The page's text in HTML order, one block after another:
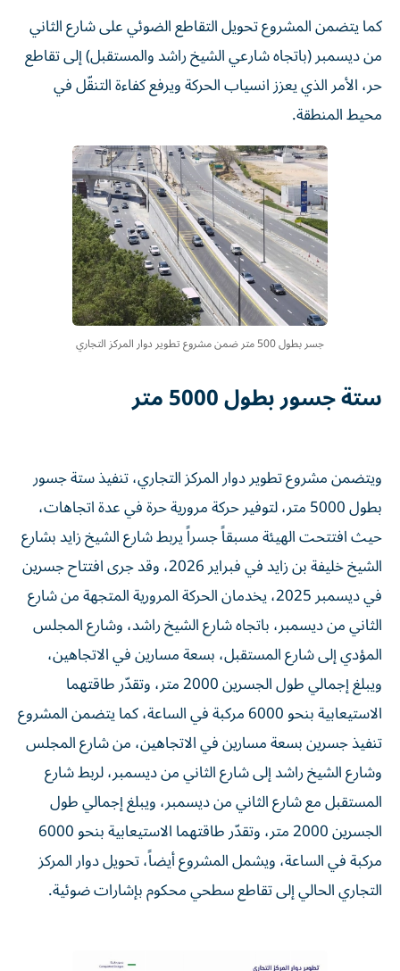
كما يتضمن المشروع تحويل التقاطع الضوئي على شارع الثاني
من ديسمبر (باتجاه شارعي الشيخ راشد والمستقبل) إلى تقاطع
حر، الأمر الذي يعزز انسياب الحركة ويرفع كفاءة التنقّل في
محيط المنطقة.
جسر بطول 500 متر ضمن مشروع تطوير دوار المركز التجاري
ستة جسور بطول 5000 متر
ويتضمن مشروع تطوير دوار المركز التجاري، تنفيذ ستة جسور
بطول 5000 متر، لتوفير حركة مرورية حرة في عدة اتجاهات،
حيث افتتحت الهيئة مسبقاً جسراً يربط شارع الشيخ زايد بشارع
الشيخ خليفة بن زايد في فبراير 2026، وقد جرى افتتاح جسرين
في ديسمبر 2025، يخدمان الحركة المرورية المتجهة من شارع
الثاني من ديسمبر، باتجاه شارع الشيخ راشد، وشارع المجلس
المؤدي إلى شارع المستقبل، بسعة مسارين في الاتجاهين،
ويبلغ إجمالي طول الجسرين 2000 متر، وتقدّر طاقتهما
الاستيعابية بنحو 6000 مركبة في الساعة، كما يتضمن المشروع
تنفيذ جسرين بسعة مسارين في الاتجاهين، من شارع المجلس
وشارع الشيخ راشد إلى شارع الثاني من ديسمبر، لربط شارع
المستقبل مع شارع الثاني من ديسمبر، ويبلغ إجمالي طول
الجسرين 2000 متر، وتقدّر طاقتهما الاستيعابية بنحو 6000
مركبة في الساعة، ويشمل المشروع أيضاً، تحويل دوار المركز
التجاري الحالي إلى تقاطع سطحي محكوم بإشارات ضوئية.